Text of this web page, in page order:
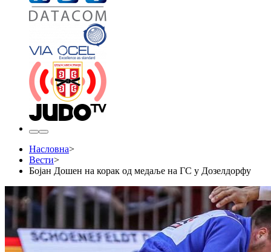
Насловна>
Вести>
Бојан Дошен на корак од медаље на ГС у Дозелдорфу